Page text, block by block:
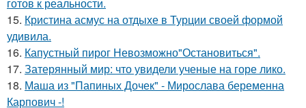
15. Кристина асмус на отдыхе в Турции своей формой
удивила.
16. Капустный пирог Невозможно"Остановиться".
17. Затерянный мир: что увидели ученые на горе лико.
18. Маша из "Папиных Дочек" - Мирослава беременна
Карпович -!